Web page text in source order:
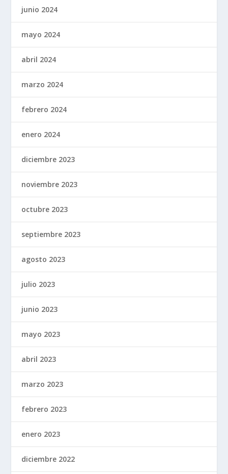
junio 2024
mayo 2024
abril 2024
marzo 2024
febrero 2024
enero 2024
diciembre 2023
noviembre 2023
octubre 2023
septiembre 2023
agosto 2023
julio 2023
junio 2023
mayo 2023
abril 2023
marzo 2023
febrero 2023
enero 2023
diciembre 2022